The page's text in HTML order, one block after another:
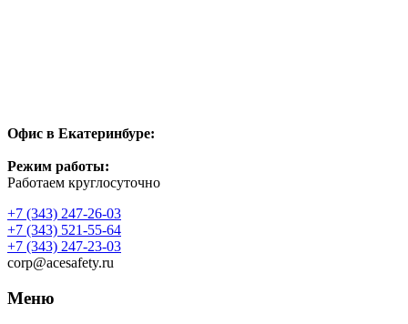
Офис в Екатеринбуре:
Режим работы:
Работаем круглосуточно
+7 (343) 247-26-03
+7 (343) 521-55-64
+7 (343) 247-23-03
corp@acesafety.ru
Меню